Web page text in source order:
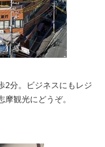
2分。ビジネスにもレジ
観光にどうぞ。